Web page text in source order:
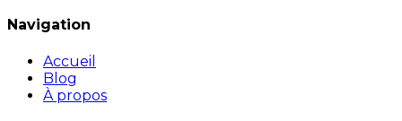
Navigation
Accueil
Blog
À propos